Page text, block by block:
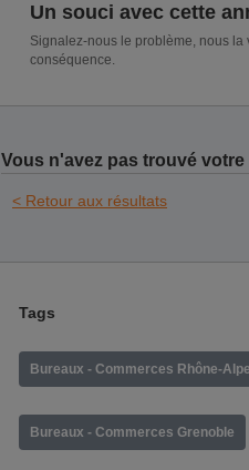
Un souci avec cette
Signalez-nous le problème, nous la
conséquence.
Vous n'avez pas trouvé
< Retour aux résultats
Tags
Bureaux - Commerces Rhône-
Bureaux - Commerces Grenoble